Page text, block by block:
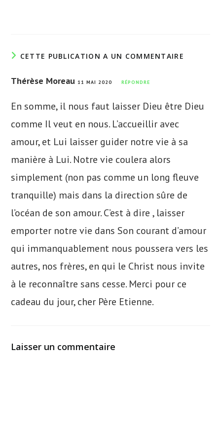
CETTE PUBLICATION A UN COMMENTAIRE
Thérèse Moreau 11 MAI 2020 RÉPONDRE
En somme, il nous faut laisser Dieu être Dieu
comme Il veut en nous. L’accueillir avec
amour, et Lui laisser guider notre vie à sa
manière à Lui. Notre vie coulera alors
simplement (non pas comme un long fleuve
tranquille) mais dans la direction sûre de
l’océan de son amour. C’est à dire , laisser
emporter notre vie dans Son courant d’amour
qui immanquablement nous poussera vers les
autres, nos frères, en qui le Christ nous invite
à le reconnaître sans cesse. Merci pour ce
cadeau du jour, cher Père Etienne.
Laisser un commentaire